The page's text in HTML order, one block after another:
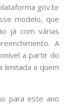
gov.br
modelo, que
já com várias
A
a partir do
limitada a quem
para este ano